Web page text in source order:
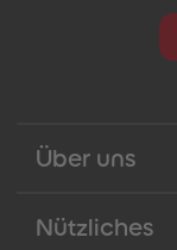
Über uns
Nützliches